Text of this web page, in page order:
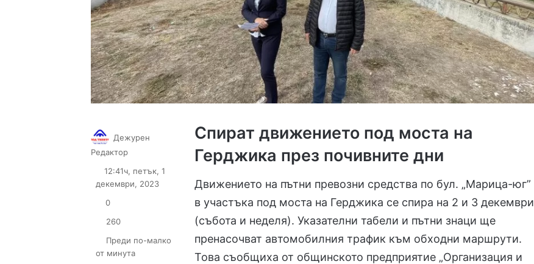
Спират движението под моста на
Герджика през почивните дни
Движението на пътни превозни средства по бул. „Марица-юг”
в участъка под моста на Герджика се спира на 2 и 3 декември
(събота и неделя). Указателни табели и пътни знаци ще
пренасочват автомобилния трафик към обходни маршрути.
Това съобщиха от общинското предприятие „Организация и
Дежурен
Редактор
X email
12:41ч, петък, 1
декември, 2023
0
260
Преди по-малко
от минута